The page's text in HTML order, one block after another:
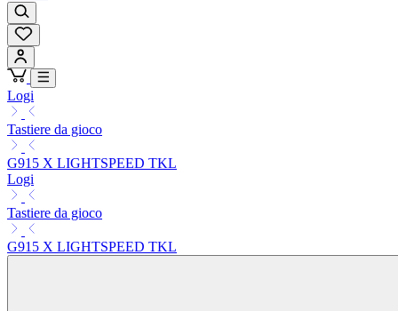
Logi
Tastiere da gioco
G915 X LIGHTSPEED TKL
Logi
Tastiere da gioco
G915 X LIGHTSPEED TKL